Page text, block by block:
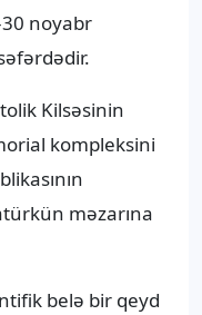
noyabr
Kilsəsinin
kompleksini
məzarına
belə bir qeyd